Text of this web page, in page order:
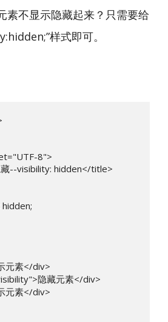
素不显示隐藏起来？只需要给
样式即可。